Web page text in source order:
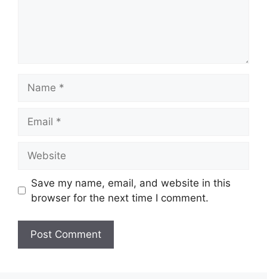
Save my name, email, and website in this
browser for the next time I comment.